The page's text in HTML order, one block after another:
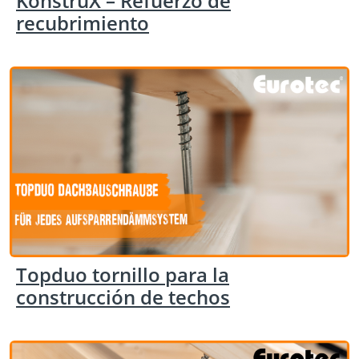
recubrimiento
Topduo tornillo para la
construcción de techos